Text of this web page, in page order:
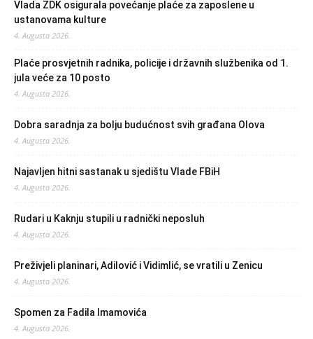
Vlada ZDK osigurala povećanje plaće za zaposlene u
ustanovama kulture
4. Augusta 2026.
Plaće prosvjetnih radnika, policije i državnih službenika od 1.
jula veće za 10 posto
4. Augusta 2026.
Dobra saradnja za bolju budućnost svih građana Olova
4. Augusta 2026.
Najavljen hitni sastanak u sjedištu Vlade FBiH
4. Augusta 2026.
Rudari u Kaknju stupili u radnički neposluh
4. Augusta 2026.
Preživjeli planinari, Adilović i Vidimlić, se vratili u Zenicu
4. Augusta 2026.
Spomen za Fadila Imamovića
4. Augusta 2026.